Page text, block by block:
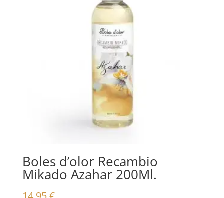
Boles d’olor Recambio
Mikado Azahar 200Ml.